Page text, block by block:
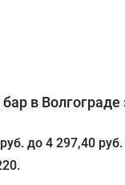
в
до 4 297,40